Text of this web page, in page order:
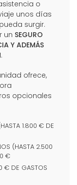
o
unos días
surgir.
un SEGURO
Y ADEMÁS
.
ofrece,
opcionales
1.800 € DE
(HASTA 2.500
€
€ DE GASTOS